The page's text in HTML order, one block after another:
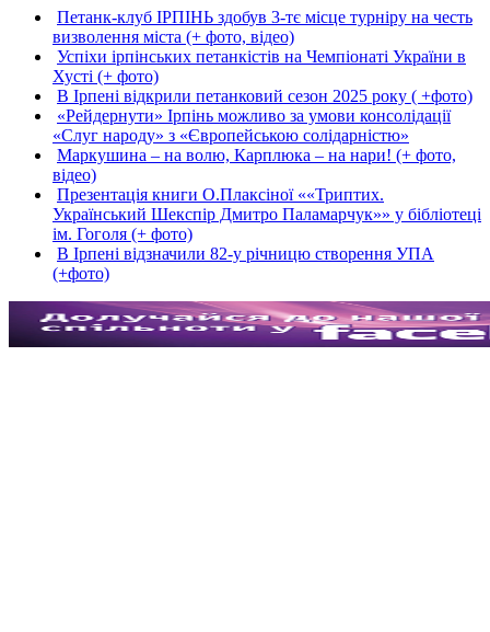
Петанк-клуб ІРПІНЬ здобув 3-тє місце турніру на честь
визволення міста (+ фото, відео)
Успіхи ірпінських петанкістів на Чемпіонаті України в
Хусті (+ фото)
В Ірпені відкрили петанковий сезон 2025 року ( +фото)
«Рейдернути» Ірпінь можливо за умови консолідації
«Слуг народу» з «Європейською солідарністю»
Маркушина – на волю, Карплюка – на нари! (+ фото,
відео)
Презентація книги О.Плаксіної ««Триптих.
Український Шекспір Дмитро Паламарчук»» у бібліотеці
ім. Гоголя (+ фото)
В Ірпені відзначили 82-у річницю створення УПА
(+фото)